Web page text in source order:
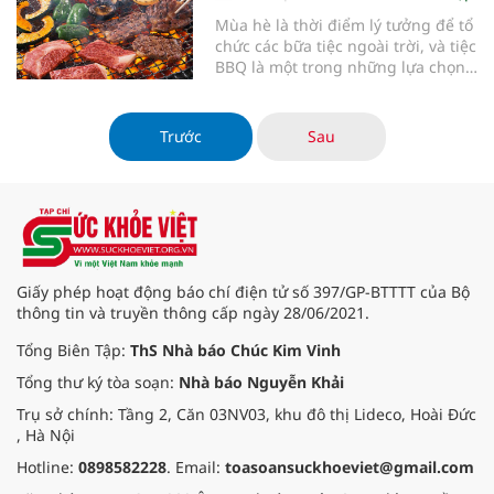
tổ chức một bữa tiệc ngoài trời
hoàn hảo với những món ăn và
thức uống hấp dẫn.
Mùa hè là thời điểm lý tưởng để tổ
chức các bữa tiệc ngoài trời, và tiệc
BBQ là một trong những lựa chọn
ngon của thịt nướng, rau củ tươi
mát và không khí vui vẻ, tiệc BBQ
mang lại trải nghiệm ẩm thực
Trước Sau
Giấy phép hoạt động báo chí điện tử số 397/GP-BTTTT của Bộ
thông tin và truyền thông cấp ngày 28/06/2021.
Tổng Biên Tập: ThS Nhà báo Chúc Kim Vinh
Tổng thư ký tòa soạn: Nhà báo Nguyễn Khải
Trụ sở chính: Tầng 2, Căn 03NV03, khu đô thị Lideco, Hoài Đức
, Hà Nội
Hotline: 0898582228. Email: toasoansuckhoeviet@gmail.com